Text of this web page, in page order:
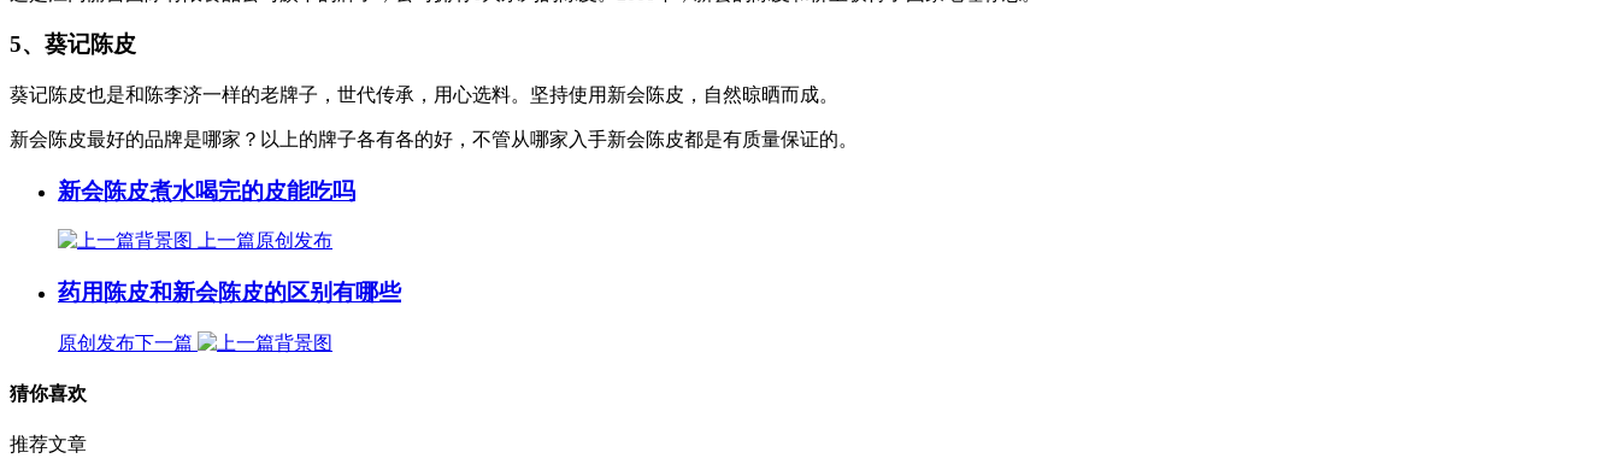
5、葵记陈皮
葵记陈皮也是和陈李济一样的老牌子，世代传承，用心选料。坚持使用新会陈皮，自然晾晒而成。
新会陈皮最好的品牌是哪家？以上的牌子各有各的好，不管从哪家入手新会陈皮都是有质量保证的。
新会陈皮煮水喝完的皮能吃吗
上一篇原创发布
药用陈皮和新会陈皮的区别有哪些
原创发布下一篇
猜你喜欢
推荐文章